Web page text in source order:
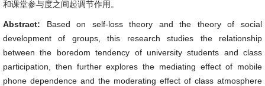
和课堂参与度之间起调节作用。
Abstract: Based on self-loss theory and the theory of social
development of groups, this research studies the relationship
between the boredom tendency of university students and class
participation, then further explores the mediating effect of mobile
phone dependence and the moderating effect of class atmosphere